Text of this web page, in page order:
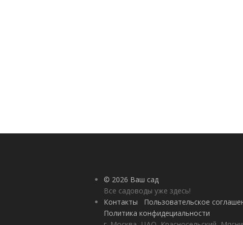
© 2026 Ваш сад
Все садоводы уже здесь!
Контакты
Пользовательское
Политика конфидециальности